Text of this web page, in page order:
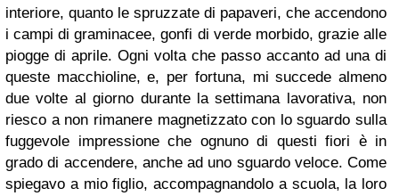
interiore, quanto le spruzzate di papaveri, che accendono
i campi di graminacee, gonfi di verde morbido, grazie alle
piogge di aprile. Ogni volta che passo accanto ad una di
queste macchioline, e, per fortuna, mi succede almeno
due volte al giorno durante la settimana lavorativa, non
riesco a non rimanere magnetizzato con lo sguardo sulla
fuggevole impressione che ognuno di questi fiori è in
grado di accendere, anche ad uno sguardo veloce. Come
spiegavo a mio figlio, accompagnandolo a scuola, la loro